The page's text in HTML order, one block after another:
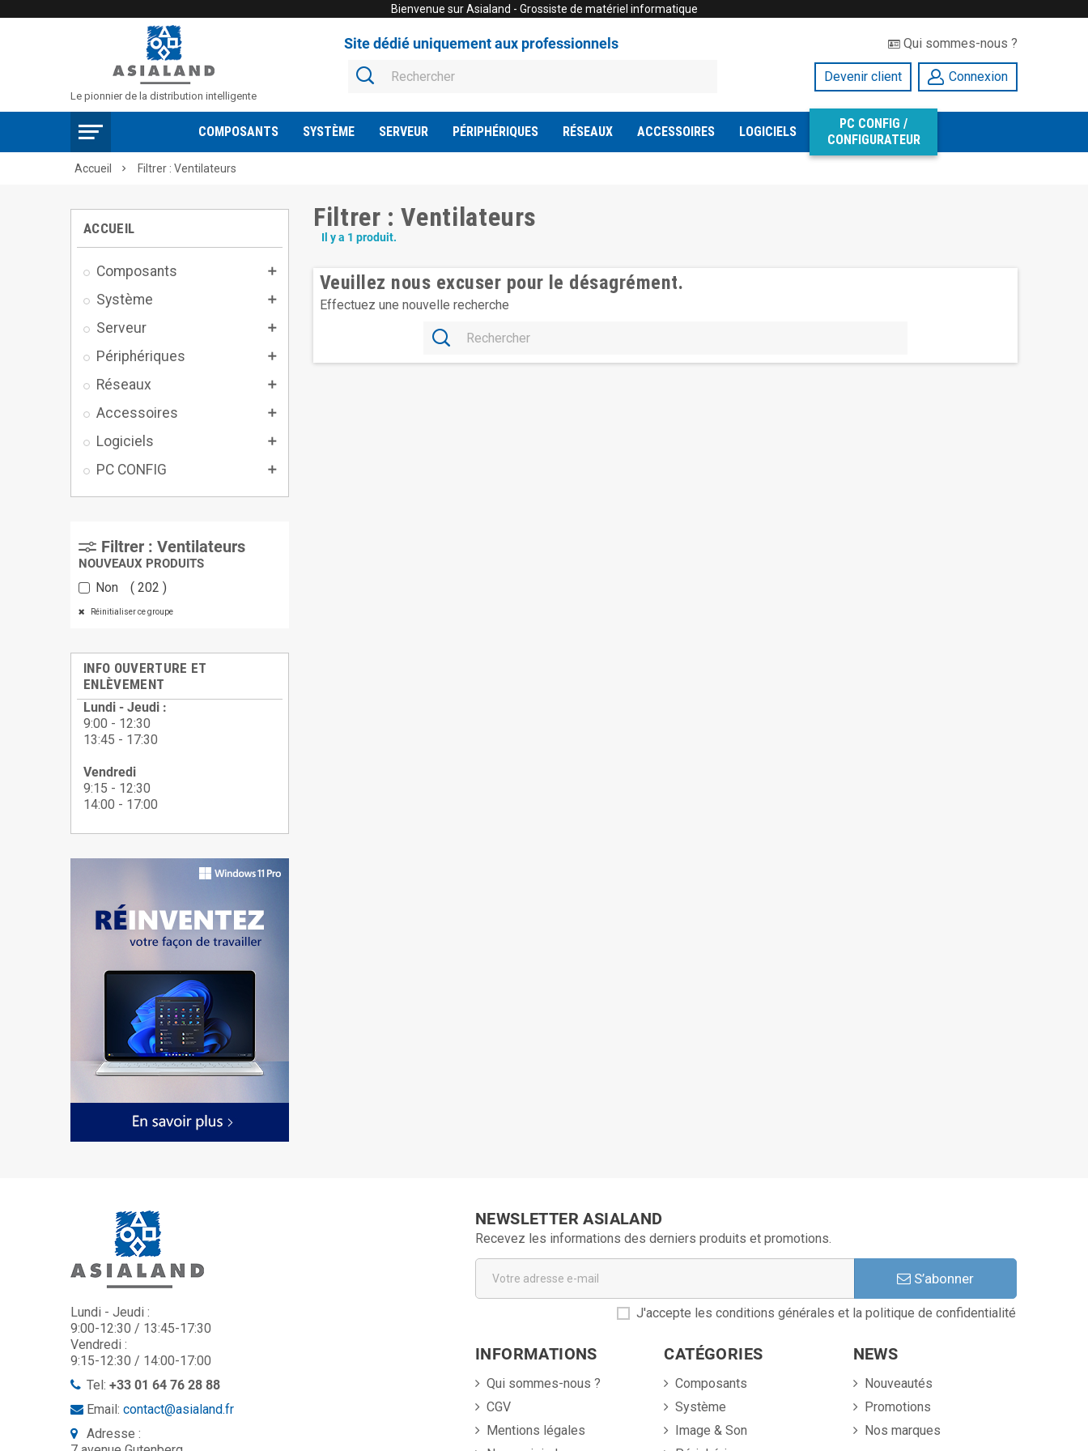
Bienvenue sur Asialand - Grossiste de matériel informatique
Le pionnier de la distribution intelligente
Site dédié uniquement aux professionnels Qui sommes-nous ?
Devenir client Connexion
COMPOSANTS SYSTÈME SERVEUR PÉRIPHÉRIQUES RÉSEAUX ACCESSOIRES LOGICIELS
PC CONFIG /
CONFIGURATEUR
Accueil  Filtrer : Ventilateurs
ACCUEIL
Composants 
Système 
Serveur 
Périphériques 
Réseaux 
Accessoires 
Logiciels 
PC CONFIG 
Filtrer : Ventilateurs
NOUVEAUX PRODUITS
Non 202
Réinitialiser ce groupe
INFO OUVERTURE ET
ENLÈVEMENT
Lundi - Jeudi :
9:00 - 12:30
13:45 - 17:30
Vendredi
9:15 - 12:30
14:00 - 17:00
Filtrer : Ventilateurs
Il y a 1 produit.
Veuillez nous excuser pour le désagrément.
Effectuez une nouvelle recherche
Lundi - Jeudi :
9:00-12:30 / 13:45-17:30
Vendredi :
9:15-12:30 / 14:00-17:00
Tel: +33 01 64 76 28 88
Email: contact@asialand.fr
Adresse :
NEWSLETTER ASIALAND
Recevez les informations des derniers produits et promotions.
S’abonner
J'accepte les conditions générales et la politique de confidentialité
INFORMATIONS
Qui sommes-nous ?
CGV
Mentions légales
CATÉGORIES
Composants
Système
Image & Son
NEWS
Nouveautés
Promotions
Nos marques